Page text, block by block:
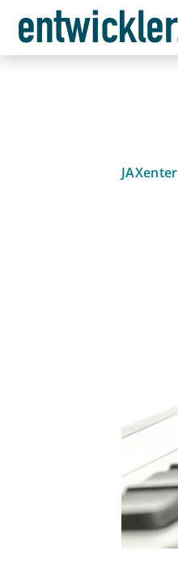
JAXenter